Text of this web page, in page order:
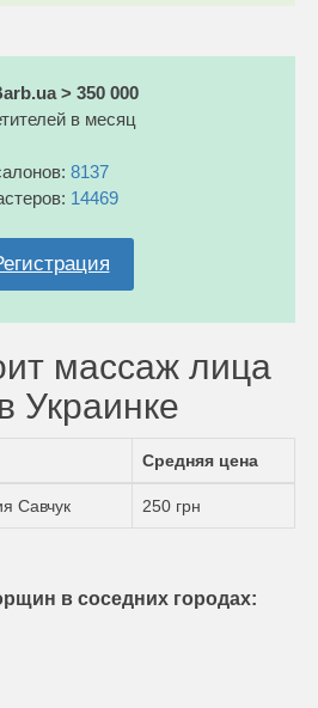
> 350 000
в месяц
8137
14469
массаж лица
Украинке
Средняя цена
Савчук 250 грн
в соседних городах: